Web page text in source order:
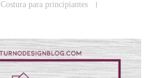
Costura para principiantes